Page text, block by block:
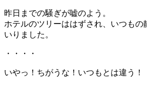
昨日までの騒ぎが嘘のよう。
ホテルのツリーははずされ、いつもの
いりました。
・・・・
いやっ！ちがうな！いつもとは違う！